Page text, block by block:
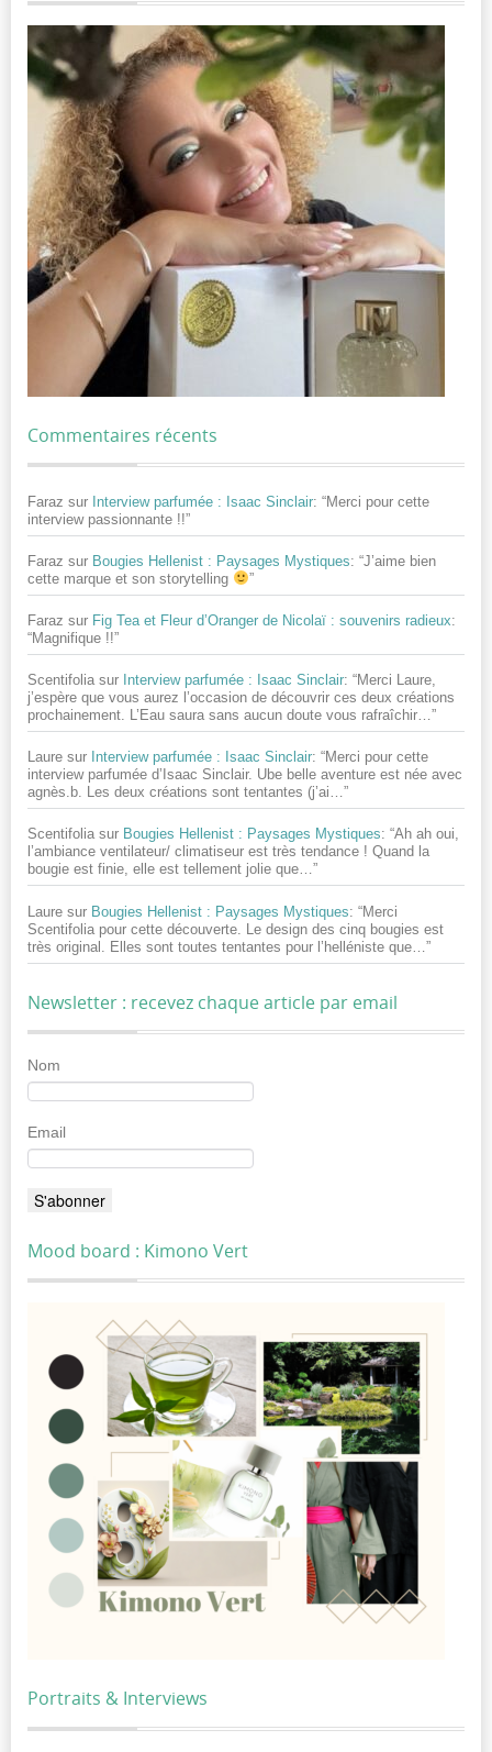
Commentaires récents
Faraz sur Interview parfumée : Isaac Sinclair: “Merci pour cette
interview passionnante !!”
Faraz sur Bougies Hellenist : Paysages Mystiques: “J’aime bien
cette marque et son storytelling
”
Faraz sur Fig Tea et Fleur d’Oranger de Nicolaï : souvenirs radieux:
“Magnifique !!”
Scentifolia sur Interview parfumée : Isaac Sinclair: “Merci Laure,
j’espère que vous aurez l’occasion de découvrir ces deux créations
prochainement. L’Eau saura sans aucun doute vous rafraîchir…”
Laure sur Interview parfumée : Isaac Sinclair: “Merci pour cette
interview parfumée d’Isaac Sinclair. Ube belle aventure est née avec
agnès.b. Les deux créations sont tentantes (j’ai…”
Scentifolia sur Bougies Hellenist : Paysages Mystiques: “Ah ah oui,
l’ambiance ventilateur/ climatiseur est très tendance ! Quand la
bougie est finie, elle est tellement jolie que…”
Laure sur Bougies Hellenist : Paysages Mystiques: “Merci
Scentifolia pour cette découverte. Le design des cinq bougies est
très original. Elles sont toutes tentantes pour l’helléniste que… ”
Newsletter : recevez chaque article par email
Nom
Email
Mood board : Kimono Vert
Portraits & Interviews